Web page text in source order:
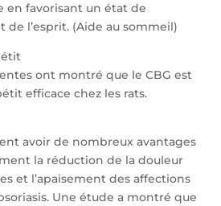
en favorisant un état de
de l’esprit. (Aide au sommeil)
ont montré que le CBG est
efficace chez les rats.
avoir de nombreux avantages
la réduction de la douleur
et l’apaisement des affections
Une étude a montré que